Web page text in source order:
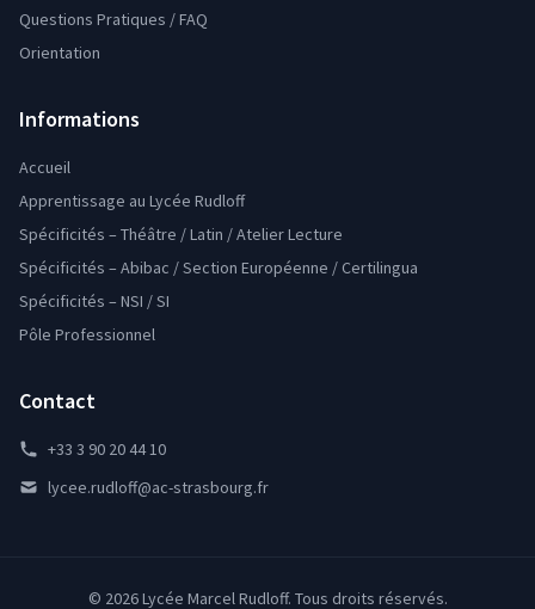
Questions Pratiques / FAQ
Orientation
Informations
Accueil
Apprentissage au Lycée Rudloff
Spécificités – Théâtre / Latin / Atelier Lecture
Spécificités – Abibac / Section Européenne / Certilingua
Spécificités – NSI / SI
Pôle Professionnel
Contact
+33 3 90 20 44 10
lycee.rudloff@ac-strasbourg.fr
© 2026 Lycée Marcel Rudloff. Tous droits réservés.